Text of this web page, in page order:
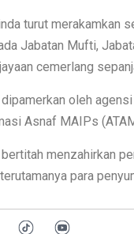
turut merakamkan
Jabatan Mufti,
cemerlang
dipamerkan oleh
Asnaf MAIPs
menzahirkan
para